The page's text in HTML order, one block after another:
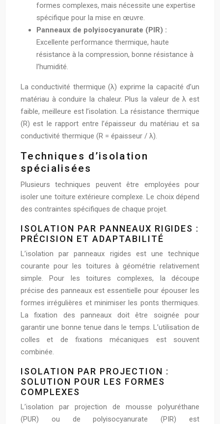
formes complexes, mais nécessite une expertise
spécifique pour la mise en œuvre.
Panneaux de polyisocyanurate (PIR) :
Excellente performance thermique, haute
résistance à la compression, bonne résistance à
l’humidité.
La conductivité thermique (λ) exprime la capacité d’un
matériau à conduire la chaleur. Plus la valeur de λ est
faible, meilleure est l’isolation. La résistance thermique
(R) est le rapport entre l’épaisseur du matériau et sa
conductivité thermique (R = épaisseur / λ).
Techniques d’isolation
spécialisées
Plusieurs techniques peuvent être employées pour
isoler une toiture extérieure complexe. Le choix dépend
des contraintes spécifiques de chaque projet.
ISOLATION PAR PANNEAUX RIGIDES :
PRÉCISION ET ADAPTABILITÉ
L’isolation par panneaux rigides est une technique
courante pour les toitures à géométrie relativement
simple. Pour les toitures complexes, la découpe
précise des panneaux est essentielle pour épouser les
formes irrégulières et minimiser les ponts thermiques.
La fixation des panneaux doit être soignée pour
garantir une bonne tenue dans le temps. L’utilisation de
colles et de fixations mécaniques est souvent
combinée.
ISOLATION PAR PROJECTION :
SOLUTION POUR LES FORMES
COMPLEXES
L’isolation par projection de mousse polyuréthane
(PUR) ou de polyisocyanurate (PIR) est